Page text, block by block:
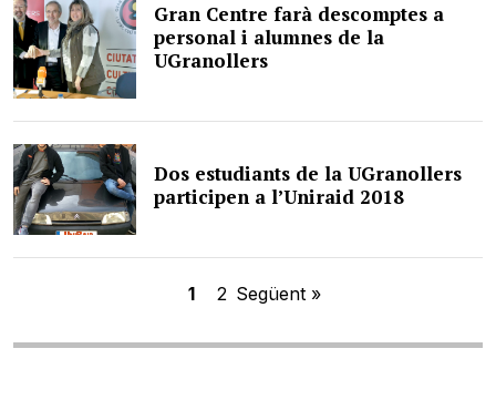
Gran Centre farà descomptes a
personal i alumnes de la
UGranollers
Dos estudiants de la UGranollers
participen a l’Uniraid 2018
1 2 Següent »